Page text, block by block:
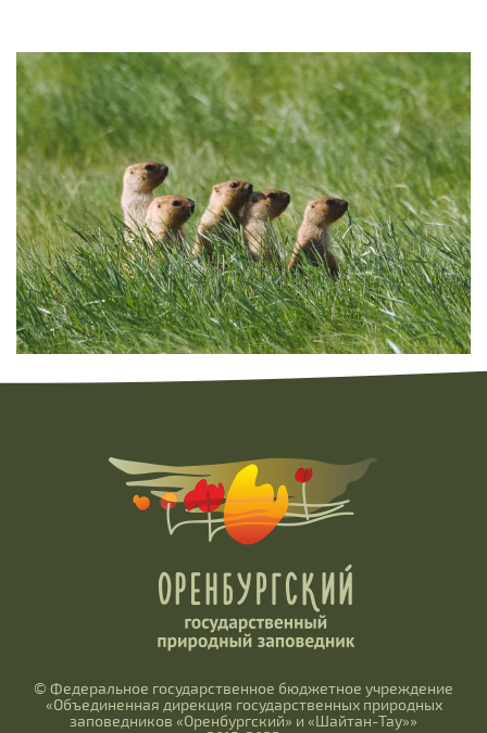
© Федеральное государственное бюджетное учреждение
«Объединенная дирекция государственных природных
заповедников «Оренбургский» и «Шайтан-Тау»»